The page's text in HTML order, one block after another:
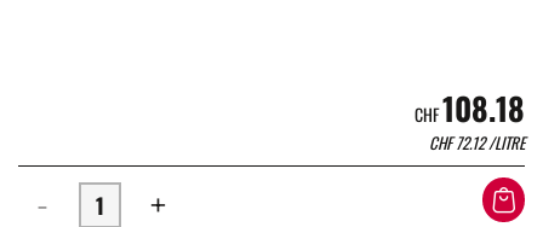
CHF108.18
CHF72.12/LITRE
- +